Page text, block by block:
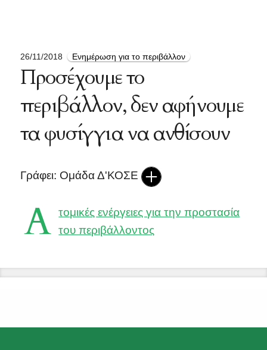
26/11/2018 Ενημέρωση για το περιβάλλον
Προσέχουμε το
περιβάλλον, δεν αφήνουμε
τα φυσίγγια να ανθίσουν
Γράφει: Ομάδα Δ'ΚΟΣΕ
Α
τομικές ενέργειες για την προστασία
του περιβάλλοντος